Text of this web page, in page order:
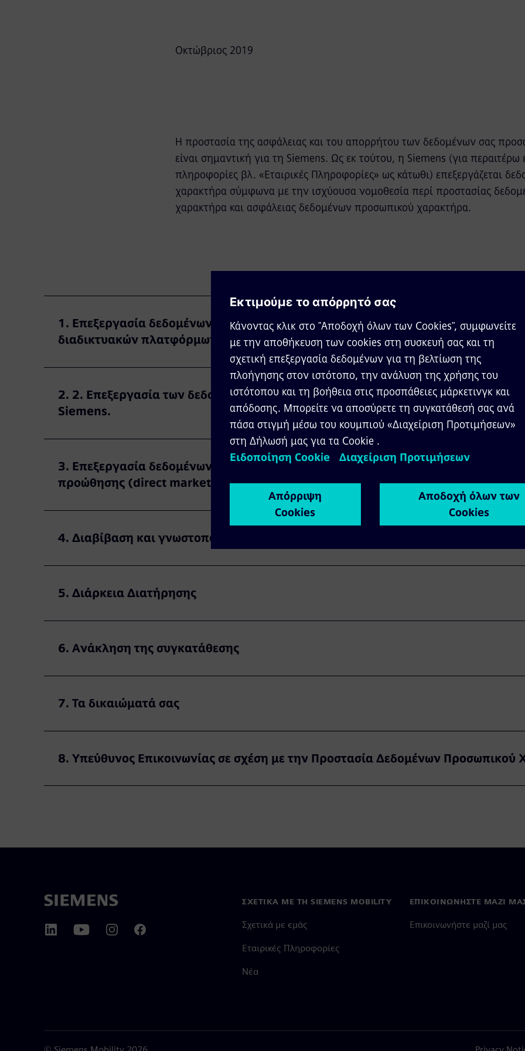
Οκτώβριος 2019
Η προστασία της ασφάλειας και του απορρήτου των δεδομένων σας
είναι σημαντική για τη Siemens. Ως εκ τούτου, η Siemens (για περαιτέρω
πληροφορίες βλ. «Εταιρικές Πληροφορίες» ως κάτωθι) επεξεργάζεται
χαρακτήρα σύμφωνα με την ισχύουσα νομοθεσία περί προστασίας
χαρακτήρα και ασφάλειας δεδομένων προσωπικού χαρακτήρα.
1. Επεξεργασία δεδομένων προσωπικού χαρακτήρα σχετικά με τη χρήση των
διαδικτυακών πλατφόρμων μας
2. 2. Επεξεργασία των δεδομένων προσωπικού χαρακτήρα που σχετίζονται με
Siemens.
3. Επεξεργασία δεδομένων προσωπικού χαρακτήρα για έρευνα ικανοποίησης
προώθησης (direct marketing)
4. Διαβίβαση και γνωστοποίηση δεδομένων προσωπικού χαρακτήρα
5. Διάρκεια Διατήρησης
6. Aνάκληση της συγκατάθεσης
7. Τα δικαιώματά σας
8. Υπεύθυνος Επικοινωνίας σε σχέση με την Προστασία Δεδομένων Προσωπικού
ΣΧΕΤΙΚΆ ΜΕ ΤΗ SIEMENS MOBILITY
Σχετικά με εμάς
Εταιρικές Πληροφορίες
Νέα
ΕΠΙΚΟΙΝΩΝΉΣΤΕ ΜΑΖΊ
Επικοινωνήστε μαζί μας